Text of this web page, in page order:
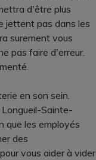
d'être plus
jettent pas dans les
surement vous
pas faire d'erreur.
en son sein.
Sainte-
que les employés
des
vous aider à vider